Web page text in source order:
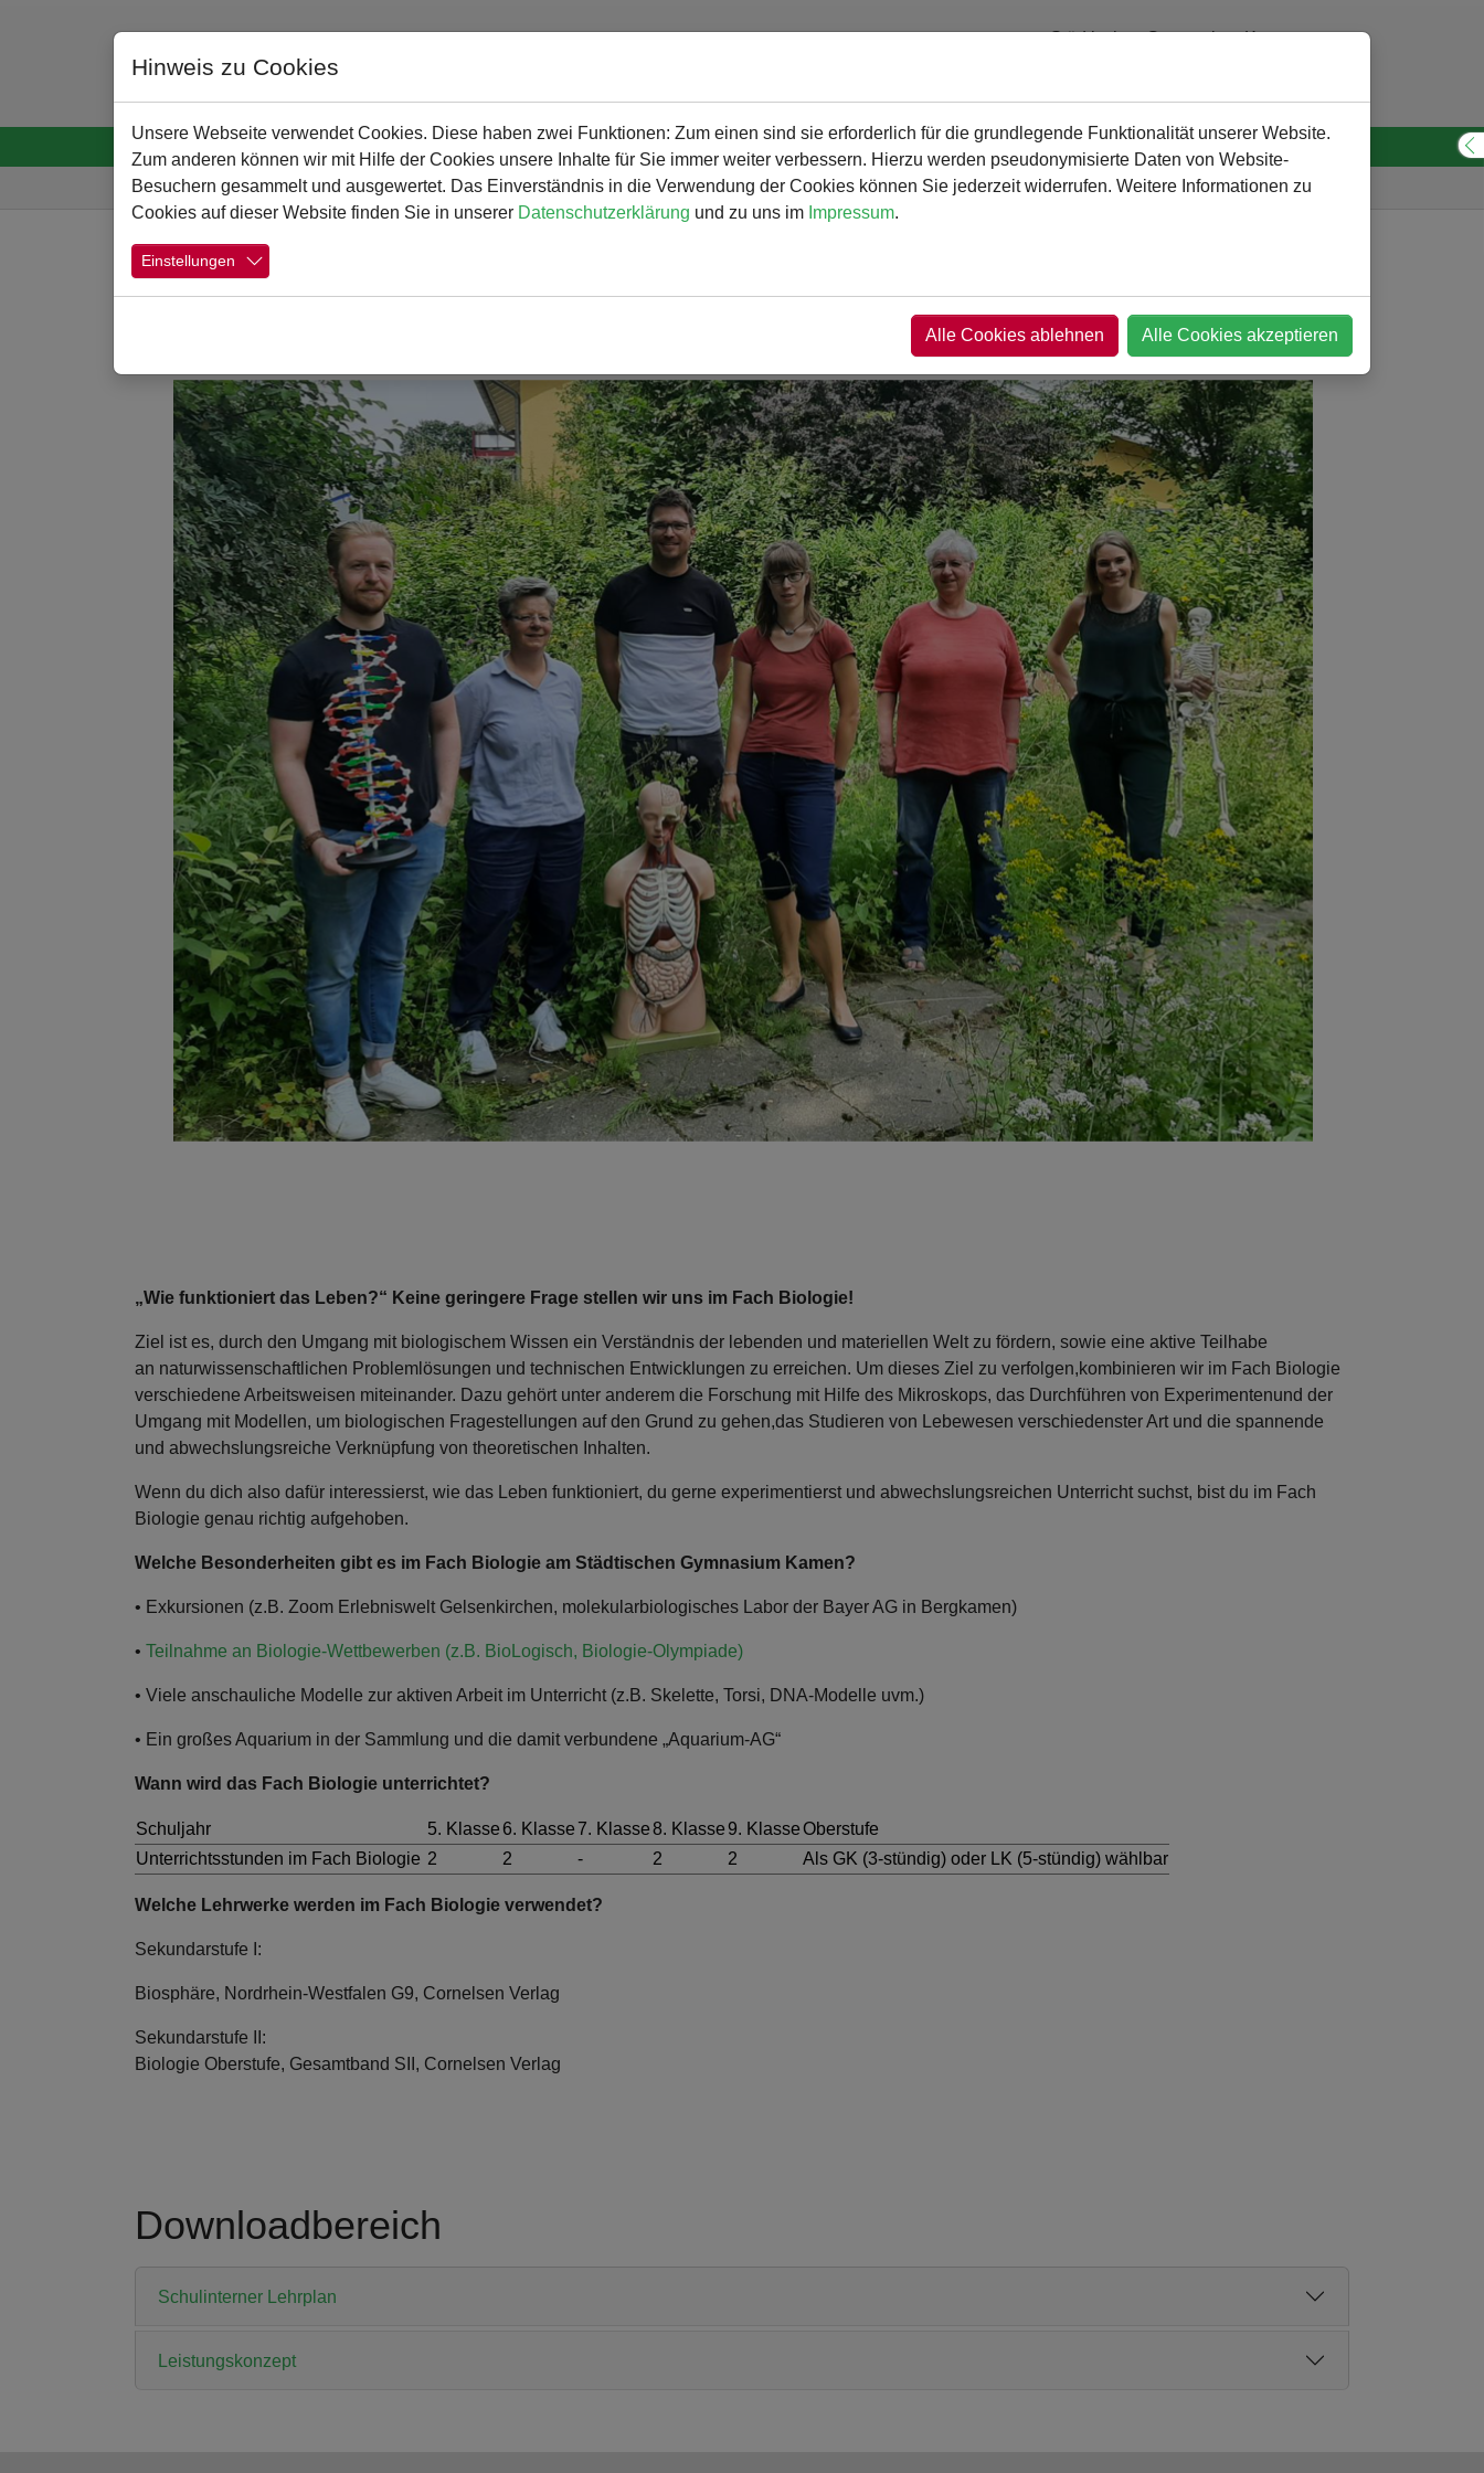
Zum Hauptinhalt springen
Städtisches Gymnasium Kamen
Sie sind hier: Gymnasium Schulprogramm Unterrichtsfächer und Fachbereiche MINT Biologie
Das Fach Biologie
„Wie funktioniert das Leben?“ Keine geringere Frage stellen wir uns im Fach Biologie!
Ziel ist es, durch den Umgang mit biologischem Wissen ein Verständnis der lebenden und materiellen Welt zu fördern, sowie eine aktive Teilhabe
an naturwissenschaftlichen Problemlösungen und technischen Entwicklungen zu erreichen. Um dieses Ziel zu verfolgen,kombinieren wir im Fach Biologie
verschiedene Arbeitsweisen miteinander. Dazu gehört unter anderem die Forschung mit Hilfe des Mikroskops, das Durchführen von Experimentenund der
Umgang mit Modellen, um biologischen Fragestellungen auf den Grund zu gehen,das Studieren von Lebewesen verschiedenster Art und die spannende
und abwechslungsreiche Verknüpfung von theoretischen Inhalten.
Wenn du dich also dafür interessierst, wie das Leben funktioniert, du gerne experimentierst und abwechslungsreichen Unterricht suchst, bist du im Fach
Biologie genau richtig aufgehoben.
Welche Besonderheiten gibt es im Fach Biologie am Städtischen Gymnasium Kamen?
• Exkursionen (z.B. Zoom Erlebniswelt Gelsenkirchen, molekularbiologisches Labor der Bayer AG in Bergkamen)
• Teilnahme an Biologie-Wettbewerben (z.B. BioLogisch, Biologie-Olympiade)
• Viele anschauliche Modelle zur aktiven Arbeit im Unterricht (z.B. Skelette, Torsi, DNA-Modelle uvm.)
• Ein großes Aquarium in der Sammlung und die damit verbundene „Aquarium-AG“
Wann wird das Fach Biologie unterrichtet?
Schuljahr 5. Klasse 6. Klasse 7. Klasse8. Klasse 9. KlasseOberstufe
Unterrichtsstunden im Fach Biologie 2 2 - 2 2 Als GK (3-stündig) oder LK (5-stündig) wählbar
Welche Lehrwerke werden im Fach Biologie verwendet?
Sekundarstufe I:
Biosphäre, Nordrhein-Westfalen G9, Cornelsen Verlag
Sekundarstufe II:
Biologie Oberstufe, Gesamtband SII, Cornelsen Verlag
Downloadbereich
Schulinterner Lehrplan
Leistungskonzept
Hinweis zu Cookies
Unsere Webseite verwendet Cookies. Diese haben zwei Funktionen: Zum einen sind sie erforderlich für die grundlegende Funktionalität unserer Website.
Zum anderen können wir mit Hilfe der Cookies unsere Inhalte für Sie immer weiter verbessern. Hierzu werden pseudonymisierte Daten von Website-
Besuchern gesammelt und ausgewertet. Das Einverständnis in die Verwendung der Cookies können Sie jederzeit widerrufen. Weitere Informationen zu
Cookies auf dieser Website finden Sie in unserer Datenschutzerklärung und zu uns im Impressum.
Einstellungen
Alle Cookies ablehnen Alle Cookies akzeptieren